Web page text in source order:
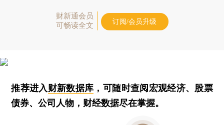
财新通会员
可畅读全文
订阅/会员升级
推荐进入财新数据库 ，可随时查阅宏观经济、股票
债券、公司人物，财经数据尽在掌握。